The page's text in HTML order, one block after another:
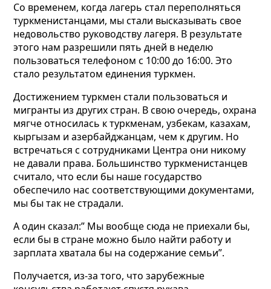
Со временем, когда лагерь стал переполняться
туркменистанцами, мы стали высказывать свое
недовольство руководству лагеря. В результате
этого нам разрешили пять дней в неделю
пользоваться телефоном с 10:00 до 16:00. Это
стало результатом единения туркмен.
Достижением туркмен стали пользоваться и
мигранты из других стран. В свою очередь, охрана
мягче относилась к туркменам, узбекам, казахам,
кыргызам и азербайджанцам, чем к другим. Но
встречаться с сотрудниками Центра они никому
не давали права. Большинство туркменистанцев
считало, что если бы наше государство
обеспечило нас соответствующими документами,
мы бы так не страдали.
А один сказал:” Мы вообще сюда не приехали бы,
если бы в стране можно было найти работу и
зарплата хватала бы на содержание семьи”.
Получается, из-за того, что зарубежные